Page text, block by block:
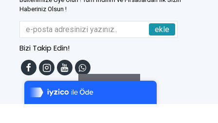
Tek Tıkla Ödeme Kolaylığı
7/24 Canlı Destek
%100 Sorunsuz Alışveriş
Haberiniz Olsun !
ekle
Bizi Takip Edin!
Filtreleme